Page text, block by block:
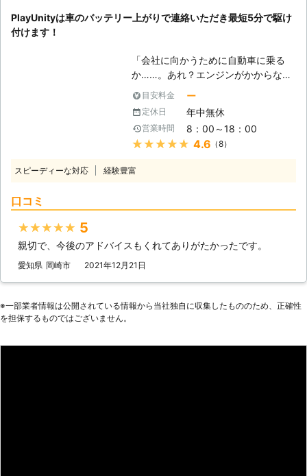
アンドセキュリティーは、愛知県・静
岡県・岐阜県・三重県を中心にお客様
います。ジャンプスターターでお客様
のバッテリー上がりを解決いたします
ので、お困りのときは弊社までご連絡
ください！
けられるようになったのです。 この
することができます。もしも車のエン
ジンが止まった場合、弊社までご連絡
くださいませ。連絡後、弊社スタッフ
がお客様の元へ駆けつけて車のバッテ
リーを充電させていただきます。
PlayUnityは車のバッテリー上がりで連絡いただき最短5分で駆け
付けます！
「会社に向かうために自動車に乗る
か……。あれ？エンジンがかからな
い！」 出勤前に車が動かないと、焦
りますよね。当たり前のように動くと
思っていたので、今から電車で会社に
行こうにも、遅刻してしまうかもしれ
ません。「どうせ遅刻するなら、車が
なときは弊社「PlayUnity」が高速で
社は、多くのスタッフを至る所に配置
しているので、お客様からお電話いた
到着時間は約30分なので、早く車を
の方法を用いてお客様のお悩みを解決
目安料金 ー
定休日 年中無休
営業時間 8：00～18：00
★★★★★ 4.6 （8）
スピーディーな対応 経験豊富
口コミ
★★★★★ 5
親切で、今後のアドバイスもくれてありがたかったです。
愛知県 岡崎市 2021年12月21日
※⼀部業者情報は公開されている情報から当社独⾃に収集したもののため、正確性
を担保するものではございません。